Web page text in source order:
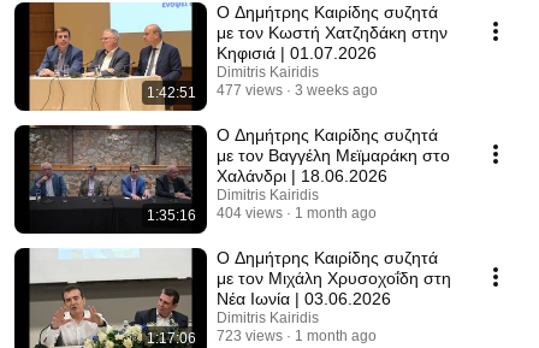
1:42:51
Ο Δημήτρης Καιρίδης συζητά
με τον Κωστή Χατζηδάκη στην
Κηφισιά | 01.07.2026
Dimitris Kairidis
477 views
3 weeks ago
1:35:16
Ο Δημήτρης Καιρίδης συζητά
με τον Βαγγέλη Μεϊμαράκη στο
Χαλάνδρι | 18.06.2026
Dimitris Kairidis
404 views
1 month ago
1:17:06
Ο Δημήτρης Καιρίδης συζητά
με τον Μιχάλη Χρυσοχοΐδη στη
Νέα Ιωνία | 03.06.2026
Dimitris Kairidis
723 views
1 month ago